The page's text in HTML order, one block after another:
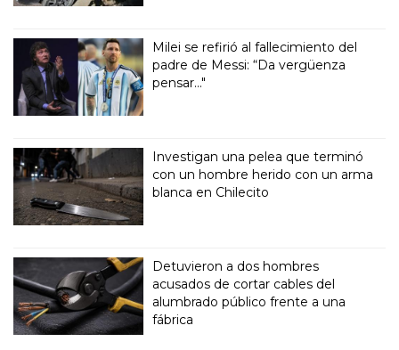
Milei se refirió al fallecimiento del
padre de Messi: “Da vergüenza
pensar..."
Investigan una pelea que terminó
con un hombre herido con un arma
blanca en Chilecito
Detuvieron a dos hombres
acusados de cortar cables del
alumbrado público frente a una
fábrica